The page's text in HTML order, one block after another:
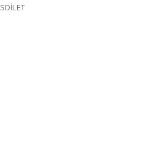
SDÍLET